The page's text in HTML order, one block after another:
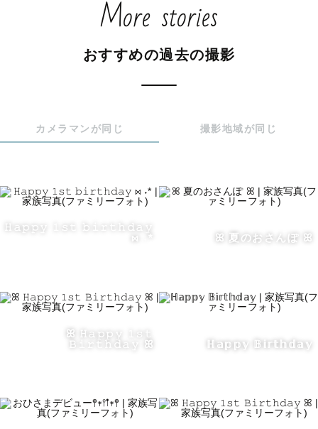
ママカメラマンということもあり、ファミリー撮影やニュ
ーボーン撮影を中心にご依頼いただいております。
ファミリー撮影では、【ママも可愛く綺麗に♡】をモット
験からです🥹
✼••┈┈┈••✼••┈┈┈••✼••┈┈┈••✼
1992年生まれ、大阪生まれの大阪育ち🌱身長175cmもある
元々は看護師として働いておりましたが、息子を出産して
お子様の場合は人見知りやイヤイヤ期、飽きてしまう等
More stories
おすすめの過去の撮影
カメラマンが同じ 撮影地域が同じ
𝙷𝚊𝚙𝚙𝚢 𝟷𝚜𝚝 𝚋𝚒𝚛𝚝𝚑𝚍𝚊𝚢
⋈ ˖*
ꕤ 夏のおさんぽ ꕤ
ꕤ 𝙷𝚊𝚙𝚙𝚢 𝟷𝚜𝚝
𝙱𝚒𝚛𝚝𝚑𝚍𝚊𝚢 ꕤ
ℍ𝕒𝕡𝕡𝕪 𝔹𝕚𝕣𝕥𝕙𝕕𝕒𝕪